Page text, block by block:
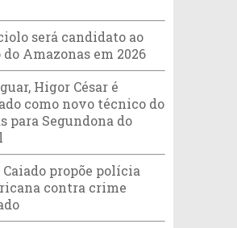
será candidato ao
Amazonas em 2026
Higor César é
como novo técnico do
para Segundona do
Caiado propõe polícia
contra crime